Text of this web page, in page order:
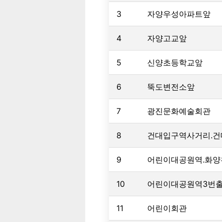
3 자양우성아파트앞
4 자양고교앞
5 신양초등학교앞
6 뚝도변전소앞
7 광진문화예술회관
8 건대입구역사거리.
9 어린이대공원역.화
10 어린이대공원역3번
11 어린이회관